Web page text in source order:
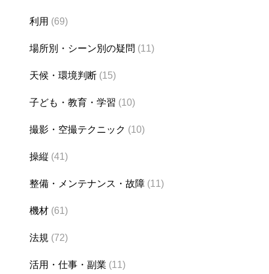
利用 (69)
場所別・シーン別の疑問 (11)
天候・環境判断 (15)
子ども・教育・学習 (10)
撮影・空撮テクニック (10)
操縦 (41)
整備・メンテナンス・故障 (11)
機材 (61)
法規 (72)
活用・仕事・副業 (11)